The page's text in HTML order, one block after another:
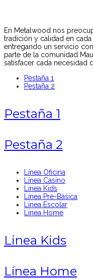
En Metalwood nos
tradición y calidad en
entregando un servicio
parte de la comunidad
satisfacer cada necesidad
Pestaña 1
Pestaña 2
Pestaña 1
Pestaña 2
Línea Oficina
Línea Casino
Linea Kids
Línea Pre-Básica
Línea Escolar
Línea Home
Linea Kids
Línea Home